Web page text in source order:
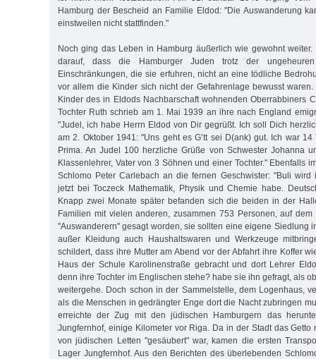
Hamburg der Bescheid an Familie Eldod: "Die Auswanderung
einstweilen nicht stattfinden."
Noch ging das Leben in Hamburg äußerlich wie gewohnt
darauf, dass die Hamburger Juden trotz der ungeheuren
Einschränkungen, die sie erfuhren, nicht an eine tödliche
vor allem die Kinder sich nicht der Gefahrenlage bewusst
Kinder des in Eldods Nachbarschaft wohnenden Oberrabbiners
Tochter Ruth schrieb am 1. Mai 1939 an ihre nach England
"Judel, ich habe Herrn Eldod von Dir gegrüßt. Ich soll Dich
am 2. Oktober 1941: "Uns geht es G’tt sei D(ank) gut. Ich war
Prima. An Judel 100 herzliche Grüße von Schwester Johanna
Klassenlehrer, Vater von 3 Söhnen und einer Tochter." Ebenfalls
Schlomo Peter Carlebach an die fernen Geschwister: "Buli wird
jetzt bei Toczeck Mathematik, Physik und Chemie habe.
Knapp zwei Monate später befanden sich die beiden in der
Familien mit vielen anderen, zusammen 753 Personen, auf
"Auswanderern" gesagt worden, sie sollten eine eigene Siedlung
außer Kleidung auch Haushaltswaren und Werkzeuge
schildert, dass ihre Mutter am Abend vor der Abfahrt ihre Koffer
Haus der Schule Karolinenstraße gebracht und dort Lehrer
denn ihre Tochter im Englischen stehe? habe sie ihn gefragt, als
weitergehe. Doch schon in der Sammelstelle, dem Logenhaus,
als die Menschen in gedrängter Enge dort die Nacht zubringen
erreichte der Zug mit den jüdischen Hamburgern das
Jungfernhof, einige Kilometer vor Riga. Da in der Stadt das Getto
von jüdischen Letten "gesäubert" war, kamen die ersten
Lager Jungfernhof. Aus den Berichten des überlebenden